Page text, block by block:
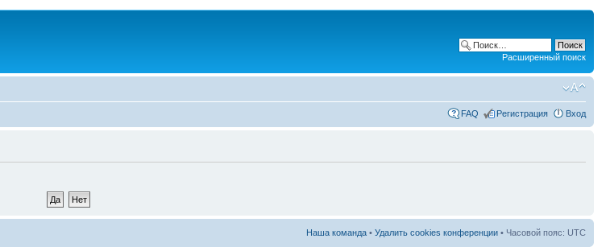
Расширенный поиск
FAQ Регистрация Вход
Наша команда • Удалить cookies конференции • Часовой пояс: UTC